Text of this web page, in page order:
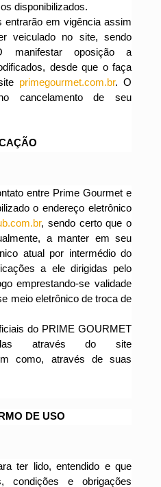
disponibilizados.
entrarão em vigência assim
veiculado no site, sendo
manifestar oposição a
desde que o faça
primegourmet.com.br. O
cancelamento de seu
entre Prime Gourmet e
o endereço eletrônico
, sendo certo que o
a manter em seu
atual por intermédio do
a ele dirigidas pelo
emprestando-se validade
meio eletrônico de troca de
do PRIME GOURMET
através do site
como, através de suas
DE USO
ter lido, entendido e que
condições e obrigações